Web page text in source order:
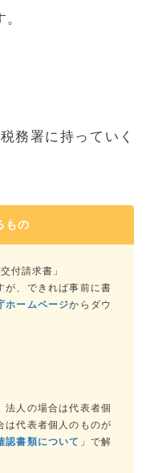
務署に持っていく
もの
付請求書」
が、できれば事前に書
ホームページからダウ
法人の場合は代表者個
は代表者個人のものが
認書類について 」で解